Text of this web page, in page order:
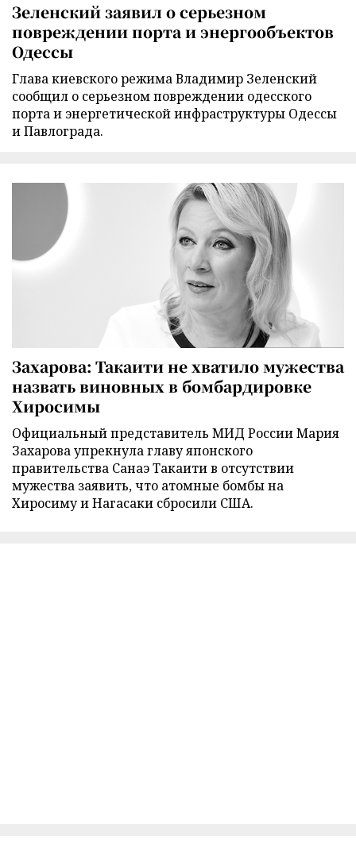
Зеленский заявил о серьезном
повреждении порта и энергообъектов
Одессы
Глава киевского режима Владимир Зеленский
сообщил о серьезном повреждении одесского
порта и энергетической инфраструктуры Одессы
и Павлограда.
Захарова: Такаити не хватило мужества
назвать виновных в бомбардировке
Хиросимы
Официальный представитель МИД России Мария
Захарова упрекнула главу японского
правительства Санаэ Такаити в отсутствии
мужества заявить, что атомные бомбы на
Хиросиму и Нагасаки сбросили США.